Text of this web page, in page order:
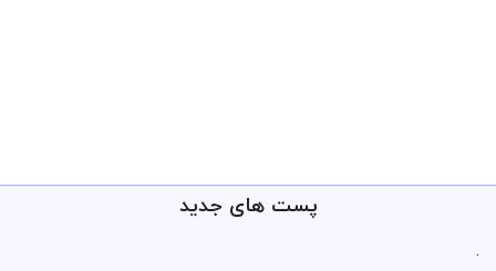
پست های جدید
.